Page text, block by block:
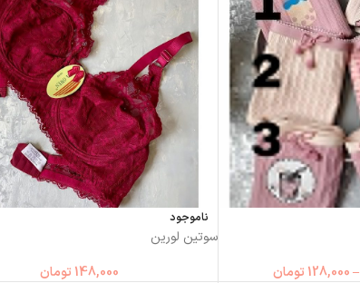
–
128,000 تومان
ناموجود
سوتین لورین
148,000 تومان